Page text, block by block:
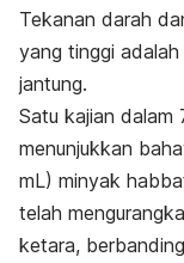
Tekanan darah
yang tinggi
jantung.
Satu kajian dalam
menunjukkan
mL) minyak
telah
ketara,